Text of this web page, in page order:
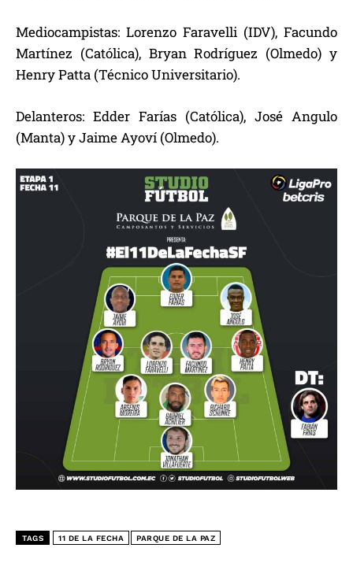
Mediocampistas: Lorenzo Faravelli (IDV), Facundo
Martínez (Católica), Bryan Rodríguez (Olmedo) y
Henry Patta (Técnico Universitario).
Delanteros: Edder Farías (Católica), José Angulo
(Manta) y Jaime Ayoví (Olmedo).
TAGS 11 DE LA FECHA PARQUE DE LA PAZ